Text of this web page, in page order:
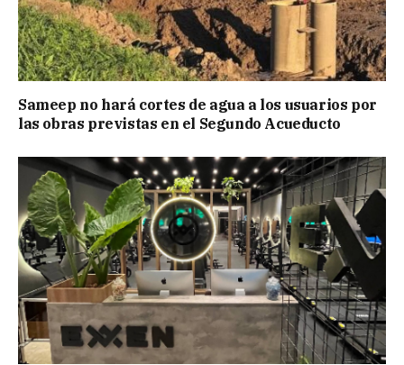
Sameep no hará cortes de agua a los usuarios por
las obras previstas en el Segundo Acueducto